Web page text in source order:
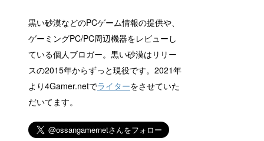
黒い砂漠などのPCゲーム情報の提供や、
ゲーミングPC/PC周辺機器をレビューし
ている個人ブロガー。黒い砂漠はリリー
スの2015年からずっと現役です。2021年
より4Gamer.netでライターをさせていた
だいてます。